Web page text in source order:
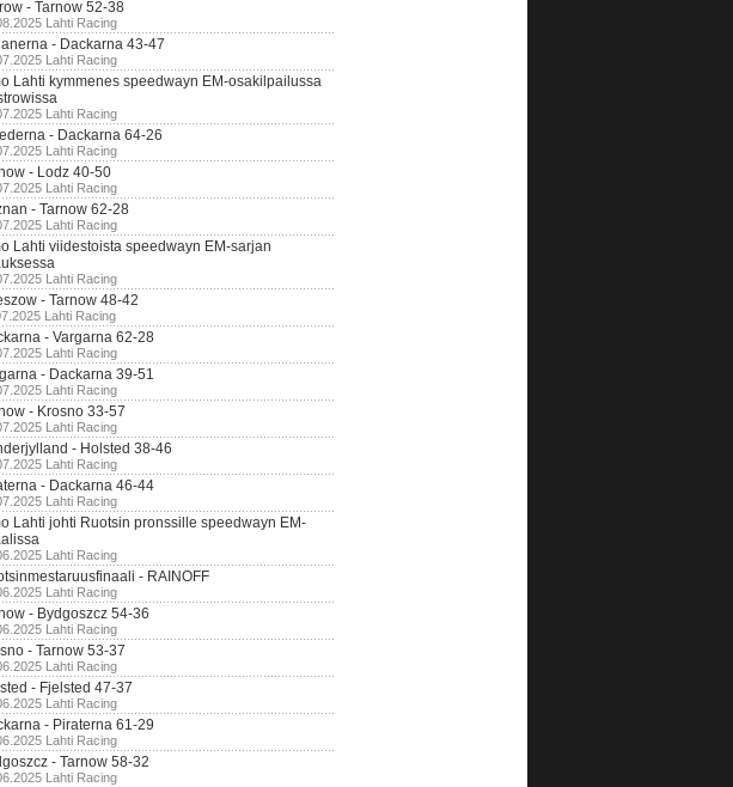
- Tarnow 52-38
Lahti Racing
- Dackarna 43-47
Lahti Racing
Lahti kymmenes speedwayn EM-osakilpailussa
Lahti Racing
- Dackarna 64-26
Lahti Racing
- Lodz 40-50
Lahti Racing
- Tarnow 62-28
Lahti Racing
Lahti viidestoista speedwayn EM-sarjan
Lahti Racing
- Tarnow 48-42
Lahti Racing
- Vargarna 62-28
Lahti Racing
- Dackarna 39-51
Lahti Racing
- Krosno 33-57
Lahti Racing
- Holsted 38-46
Lahti Racing
- Dackarna 46-44
Lahti Racing
Lahti johti Ruotsin pronssille speedwayn EM-
Lahti Racing
- RAINOFF
Lahti Racing
- Bydgoszcz 54-36
Lahti Racing
- Tarnow 53-37
Lahti Racing
- Fjelsted 47-37
Lahti Racing
- Piraterna 61-29
Lahti Racing
- Tarnow 58-32
Lahti Racing